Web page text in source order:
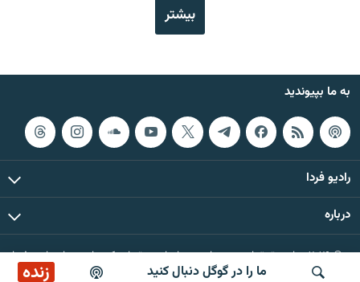
ما را در گوگل دنبال کنید زنده
بیشتر
به ما بپیوندید
رادیو فردا
درباره
© ۲۰۲۶ تمام حقوق این وب‌سایت، بر اساس مقررات کپی‌رایت، برای رادیو فردا
محفوظ است.